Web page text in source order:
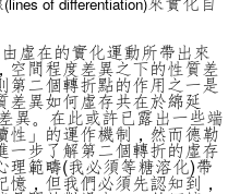
虛在的實化運動所帶出來
空間程度差異之下的性質差
第二個轉折點的作用之一是
異如何虛存共在於綿延
異。在此或許已露出一些端
性」的運作機制，然而德勒
一步了解第二個轉折的虛存
理範疇(我必須等糖溶化)帶
，但我們必須先認知到，